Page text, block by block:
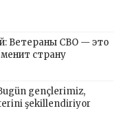
Ветераны СВО — это
страну
gençlerimiz,
şekillendiriyor